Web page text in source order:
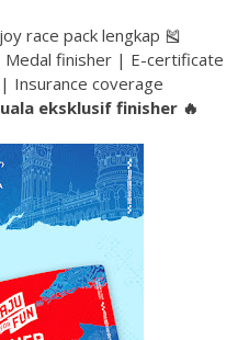
race pack lengkap 🎽
finisher | E-certificate
Insurance coverage
eksklusif finisher 🔥